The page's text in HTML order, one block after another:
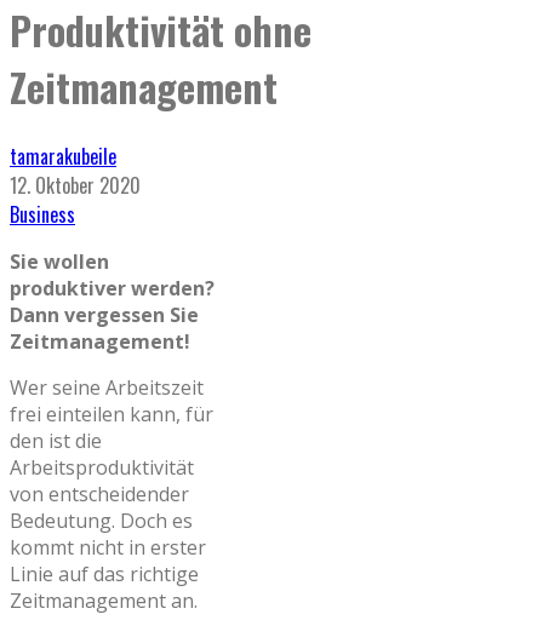
Produktivität ohne
Zeitmanagement
tamarakubeile
12. Oktober 2020
Business
Sie wollen
produktiver werden?
Dann vergessen Sie
Zeitmanagement!
Wer seine Arbeitszeit
frei einteilen kann, für
den ist die
Arbeitsproduktivität
von entscheidender
Bedeutung. Doch es
kommt nicht in erster
Linie auf das richtige
Zeitmanagement an.